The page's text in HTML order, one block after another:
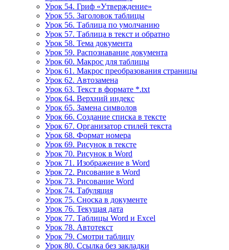
Урок 54. Гриф «Утверждение»
Урок 55. Заголовок таблицы
Урок 56. Таблица по умолчанию
Урок 57. Таблица в текст и обратно
Урок 58. Тема документа
Урок 59. Распознавание документа
Урок 60. Макрос для таблицы
Урок 61. Макрос преобразования страницы
Урок 62. Автозамена
Урок 63. Текст в формате *.txt
Урок 64. Верхний индекс
Урок 65. Замена символов
Урок 66. Создание списка в тексте
Урок 67. Организатор стилей текста
Урок 68. Формат номера
Урок 69. Рисунок в тексте
Урок 70. Рисунок в Word
Урок 71. Изображение в Word
Урок 72. Рисование в Word
Урок 73. Рисование Word
Урок 74. Табуляция
Урок 75. Сноска в документе
Урок 76. Текущая дата
Урок 77. Таблицы Word и Excel
Урок 78. Автотекст
Урок 79. Смотри таблицу
Урок 80. Ссылка без закладки